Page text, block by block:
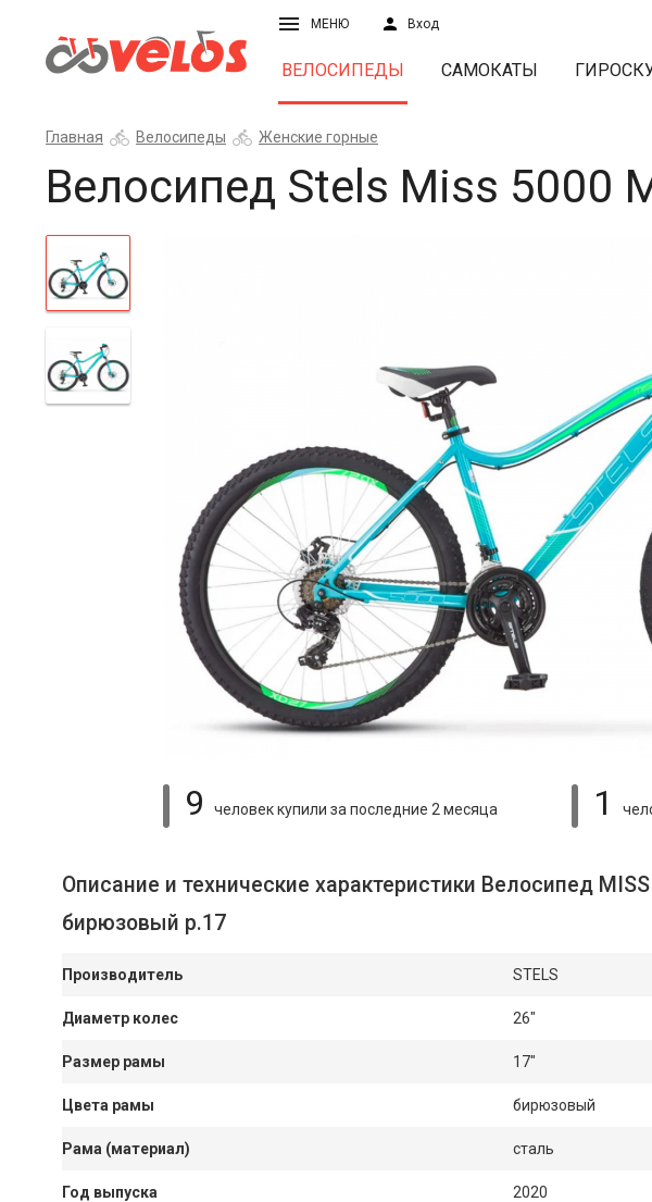
МЕНЮ Вход
ВЕЛОСИПЕДЫ САМОКАТЫ
Главная Велосипеды Женские горные
Велосипед Stels Miss 5000
9 человек купили за последние 2 месяца 1
Описание и технические характеристики Велосипед
бирюзовый р.17
Производитель STELS
Диаметр колес 26"
Размер рамы 17"
Цвета рамы бирюзовый
Рама (материал) сталь
Год выпуска 2020